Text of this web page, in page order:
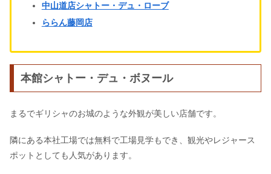
中山道店シャトー・デュ・ローブ
ららん藤岡店
本館シャトー・デュ・ボヌール
まるでギリシャのお城のような外観が美しい店舗です。
隣にある本社工場では無料で工場見学もでき、観光やレジャース
ポットとしても人気があります。